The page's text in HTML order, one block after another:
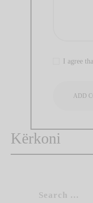
I agree
Kërkoni